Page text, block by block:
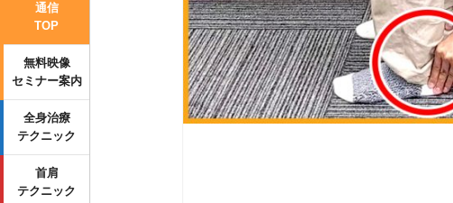
通信
TOP
無料映像
セミナー案内
全身治療
テクニック
首肩
テクニック